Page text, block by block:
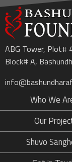
ABG Tower, Plot#
Block# A,
Who We
Our
Shuvo